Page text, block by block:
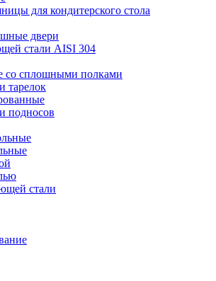
для кондитерского стола
двери
стали AISI 304
со сплошными полками
тарелок
подносов
стали